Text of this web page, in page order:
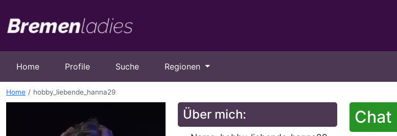
Home Profile Suche Regionen
Home hobby_liebende_hanna29
Über mich: Chat